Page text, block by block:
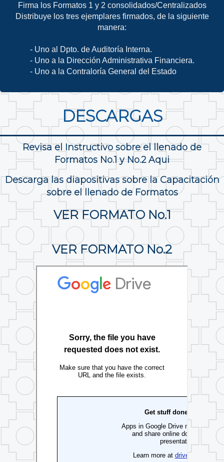
Firma los Formatos 1 y 2 consolidados/Centralizados
Distribuye los tres ejemplares firmados, de la siguiente
manera:
- Uno al Dpto. de Auditoría Interna.
- Uno a la Dirección Administrativa Financiera.
- Uno a la Contraloría General del Estado
DESCARGAS
Revisa el Instructivo sobre el llenado de
Formatos No.1 y No.2 Aqui
Descarga las diapositivas sobre la Capacitación
sobre el llenado de Formatos
VER FORMATO No.1
VER FORMATO No.2